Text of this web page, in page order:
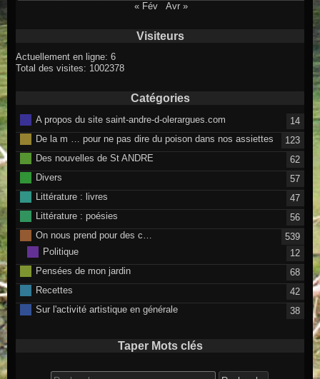
« Fév Avr »
Visiteurs
Actuellement en ligne: 6
Total des visites: 1002378
Catégories
A propos du site saint-andre-d-olerargues.com
14
De la m … pour ne pas dire du poison dans nos assiettes
123
Des nouvelles de St ANDRE
62
Divers
57
Littérature : livres
47
Littérature : poésies
56
On nous prend pour des c…
539
Politique
12
Pensées de mon jardin
68
Recettes
42
Sur l'activité artistique en générale
38
Taper Mots clés